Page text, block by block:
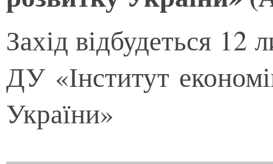
Захід відбудеться 12
ДУ «Інститут
України»